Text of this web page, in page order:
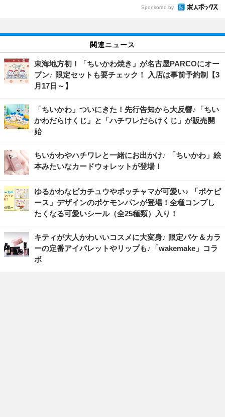
Sponsored by
関連ニュース
東海地方初！「ちいかわ焼き」が名古屋PARCOにオー
プン♪ 限定セットも要チェック！ 入店は事前予約制【3
月17日～】
「ちいかわ」ついにきた！先行告知から大反響♪「ちい
かわだらけくじ」と「ハチワレだらけくじ」が販売開
始
ちいかわやハチワレと一緒にお出かけ♪ 「ちいかわ」絵
本みたいなカードウォレットが登場！
ゆるかわなピカチュウやポッチャマが可愛い♪ 「ポケピ
ース」デザインのポケモンパンが登場！全種コンプし
たくなる可愛いシール（全25種類）入り！
キティが大人かわいいコスメに大変身♪ 限定パケ＆カラ
ーの定番アイパレットやリップも♪「wakemake」コラ
ボ